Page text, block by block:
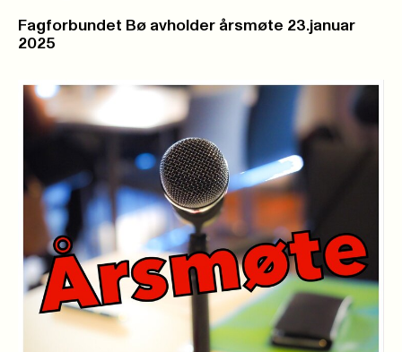
Fagforbundet Bø avholder årsmøte 23.januar
2025